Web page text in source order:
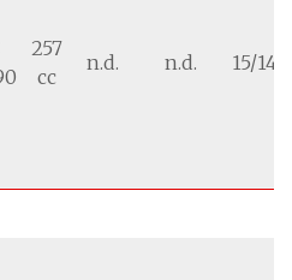
257
cc
n.d. n.d. 15/14